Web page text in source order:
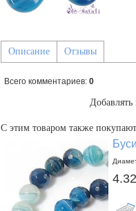
Описание Отзывы
Всего комментариев: 0
Добавлять
С этим товаром также